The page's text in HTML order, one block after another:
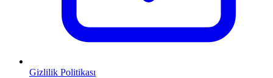
Gizlilik Politikası